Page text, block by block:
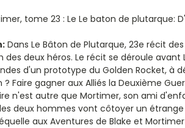
tome 23 : Le Le baton de plutarque:
Dans Le Bâton de Plutarque, 23e récit
des deux héros. Le récit se déroule avant
d'un prototype du Golden Rocket, à
? Faire gagner aux Alliés la Deuxième
n'est autre que Mortimer, son ami
deux hommes vont côtoyer un
aux Aventures de Blake et